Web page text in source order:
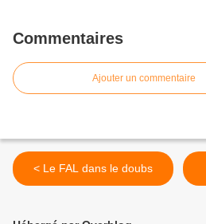
Commentaires
Ajouter un commentaire
< Le FAL dans le doubs